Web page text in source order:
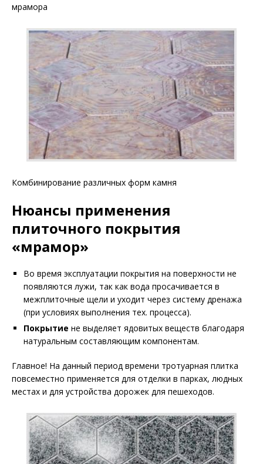
мрамора
Комбинирование различных форм камня
Нюансы применения
плиточного покрытия
«мрамор»
Во время эксплуатации покрытия на поверхности не
появляются лужи, так как вода просачивается в
межплиточные щели и уходит через систему дренажа
(при условиях выполнения тех. процесса).
Покрытие не выделяет ядовитых веществ благодаря
натуральным составляющим компонентам.
Главное! На данный период времени тротуарная плитка
повсеместно применяется для отделки в парках, людных
местах и для устройства дорожек для пешеходов.